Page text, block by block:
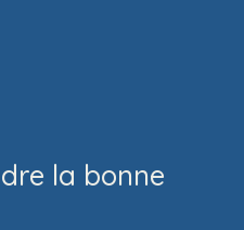
la bonne